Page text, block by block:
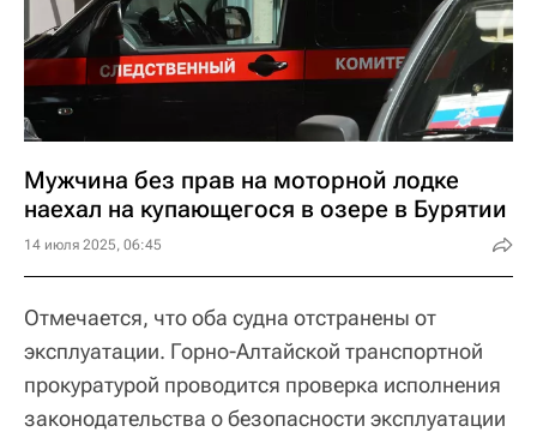
Мужчина без прав на моторной лодке
наехал на купающегося в озере в Бурятии
14 июля 2025, 06:45
Отмечается, что оба судна отстранены от
эксплуатации. Горно-Алтайской транспортной
прокуратурой проводится проверка исполнения
законодательства о безопасности эксплуатации